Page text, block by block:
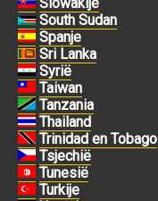
Slowakije
South Sudan
Spanje
Sri Lanka
Syrië
Taiwan
Tanzania
Thailand
Trinidad en Tobago
Tsjechië
Tunesië
Turkije